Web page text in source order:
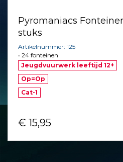
Pyromaniacs
stuks
Artikelnummer: 125
• 24 fonteinen
Jeugdvuurwerk leeftijd 12+
Op=Op
Cat-1
€ 15,95